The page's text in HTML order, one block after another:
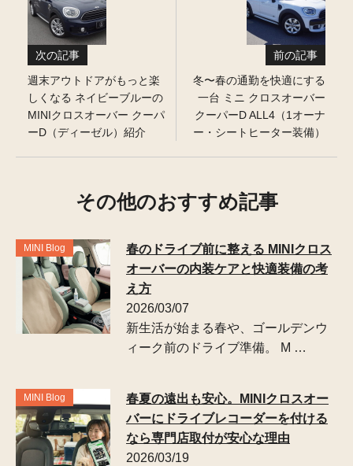
次の記事
週末アウトドアがもっと楽
しくなる ネイビーブルーの
MINIクロスオーバー クーパ
ーD（ディーゼル）紹介
前の記事
冬〜春の通勤を快適にする
一台 ミニ クロスオーバー
クーパーD ALL4（1オーナ
ー・シートヒーター装備）
その他のおすすめ記事
MINI Blog
春のドライブ前に整える MINIクロス
オーバーの内装ケアと快適装備の考
え方
2026/03/07
新生活が始まる春や、ゴールデンウ
ィーク前のドライブ準備。 M …
MINI Blog
春夏の遠出も安心。MINIクロスオー
バーにドライブレコーダーを付ける
なら専門店取付が安心な理由
2026/03/19